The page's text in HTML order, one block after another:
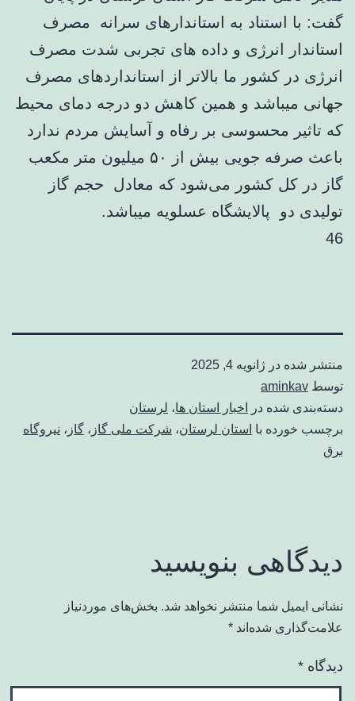
گفت: با استناد به استاندارهای سرانه مصرف
استاندار انرژی و داده های تجربی شدت مصرف
انرژی در کشور ما بالاتر از استانداردهای مصرف
جهانی میباشد و همین کاهش دو درجه دمای محیط
که تاثیر محسوسی بر رفاه و آسایش مردم ندارد
باعث صرفه جویی بیش از ۵۰ میلیون متر مکعب
گاز در کل کشور می‌شود که معادل حجم گاز
تولیدی دو پالایشگاه عسلویه میباشد.
46
منتشر شده در ژانویه 4, 2025
توسط aminkav
دسته‌بندی شده در
اخبار استان ها، لرستان
برچسب خورده با استان لرستان، شرکت ملی گاز ، گاز ، نیروگاه
برق
دیدگاهی بنویسید
نشانی ایمیل شما منتشر نخواهد شد. بخش‌های موردنیاز
علامت‌گذاری شده‌اند *
دیدگاه *